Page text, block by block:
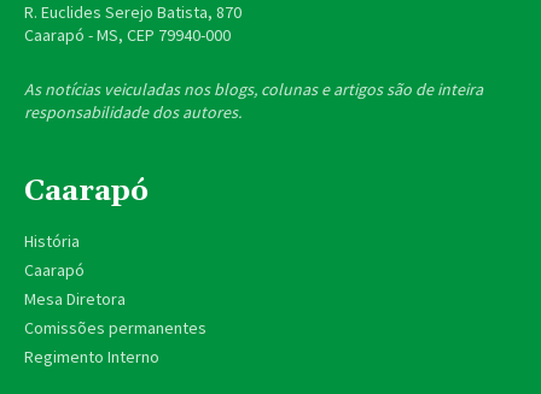
R. Euclides Serejo Batista, 870
Caarapó - MS, CEP 79940-000
As notícias veiculadas nos blogs, colunas e artigos são de inteira
responsabilidade dos autores.
Caarapó
História
Caarapó
Mesa Diretora
Comissões permanentes
Regimento Interno